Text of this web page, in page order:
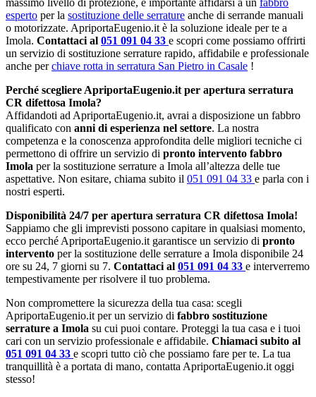
massimo livello di protezione, è importante affidarsi a un fabbro
esperto per la sostituzione delle serrature anche di serrande manuali
o motorizzate. ApriportaEugenio.it è la soluzione ideale per te a
Imola. Contattaci al 051 091 04 33 e scopri come possiamo offrirti
un servizio di sostituzione serrature rapido, affidabile e professionale
anche perchiave rotta in serratura San Pietro in Casale !
Perché scegliere ApriportaEugenio.it per apertura serratura
CR difettosa Imola?
Affidandoti ad ApriportaEugenio.it, avrai a disposizione un fabbro
qualificato con anni di esperienza nel settore. La nostra
competenza e la conoscenza approfondita delle migliori tecniche ci
permettono di offrire un servizio di pronto intervento fabbro
Imola per la sostituzione serrature a Imola all’altezza delle tue
aspettative. Non esitare, chiama subito il 051 091 04 33 e parla con i
nostri esperti.
Disponibilità 24/7 per apertura serratura CR difettosa Imola!
Sappiamo che gli imprevisti possono capitare in qualsiasi momento,
ecco perché ApriportaEugenio.it garantisce un servizio di pronto
intervento per la sostituzione delle serrature a Imola disponibile 24
ore su 24, 7 giorni su 7. Contattaci al 051 091 04 33 e interverremo
tempestivamente per risolvere il tuo problema.
Non compromettere la sicurezza della tua casa: scegli
ApriportaEugenio.it per un servizio di fabbro sostituzione
serrature a Imola su cui puoi contare. Proteggi la tua casa e i tuoi
cari con un servizio professionale e affidabile. Chiamaci subito al
051 091 04 33 e scopri tutto ciò che possiamo fare per te. La tua
tranquillità è a portata di mano, contatta ApriportaEugenio.it oggi
stesso!